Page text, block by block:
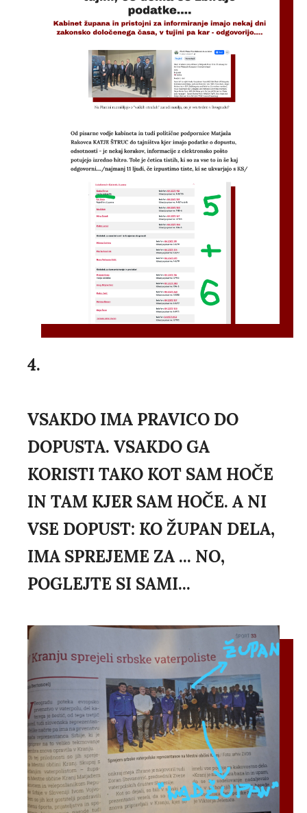
4.
VSAKDO IMA PRAVICO DO
DOPUSTA. VSAKDO GA
KORISTI TAKO KOT SAM HOČE
IN TAM KJER SAM HOČE. A NI
VSE DOPUST: KO ŽUPAN DELA,
IMA SPREJEME ZA ... NO,
POGLEJTE SI SAMI...